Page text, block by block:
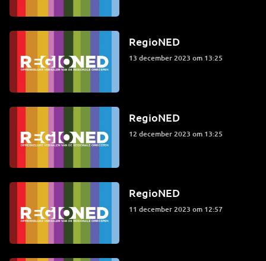
RegioNED
13 december 2023 om 13:25
RegioNED
12 december 2023 om 13:25
RegioNED
11 december 2023 om 12:57